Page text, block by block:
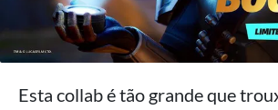
Esta collab é tão grande que